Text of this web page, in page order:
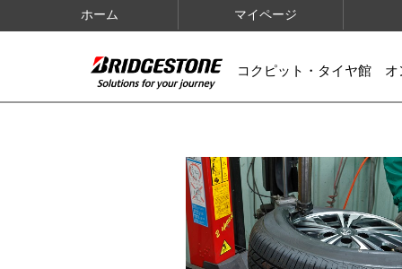
ホーム マイページ
コクピット・タイヤ館 オ
IMAGES